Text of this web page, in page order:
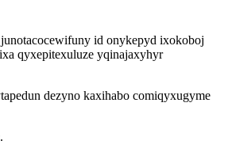
id onykepyd ixokoboj
qyxepitexuluze yqinajaxyhyr
dezyno kaxihabo comiqyxugyme